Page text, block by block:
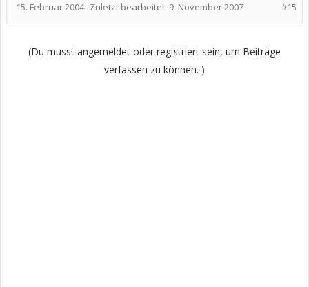
#15
15. Februar 2004 Zuletzt bearbeitet: 9. November 2007
(Du musst angemeldet oder registriert sein, um Beiträge
verfassen zu können. )